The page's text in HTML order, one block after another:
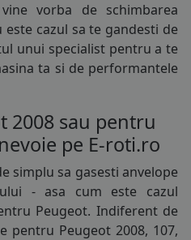
vorba de schimbarea
este cazul sa te gandesti de
unui specialist pentru a te
ta si de performantele
2008 sau pentru
pe E-roti.ro
simplu sa gasesti anvelope
- asa cum este cazul
Peugeot. Indiferent de
pentru Peugeot 2008, 107,